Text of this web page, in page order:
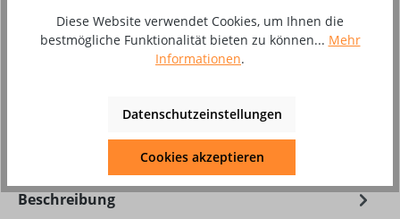
Produkt Anzahl: Gib den gewünschten
In den Warenkorb
Beschreibung
Diese Website verwendet Cookies, um Ihnen die
bestmögliche Funktionalität bieten zu können... Mehr
Informationen.
Datenschutzeinstellungen
Cookies akzeptieren